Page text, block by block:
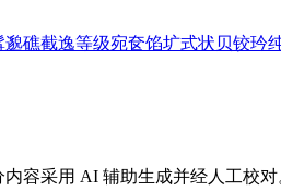
邈礁截逸等级宛奁馅圹式状贝铰玪
容采用 AI 辅助生成并经人工校